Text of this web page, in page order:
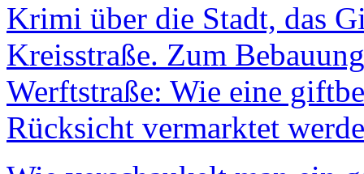
Krimi über die Stadt, das
Kreisstraße. Zum
Werftstraße: Wie eine
Rücksicht vermarktet